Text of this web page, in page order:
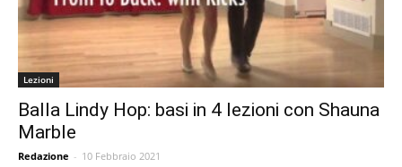
Lezioni
Balla Lindy Hop: basi in 4 lezioni con Shauna
Marble
Redazione - 10 Febbraio 2021